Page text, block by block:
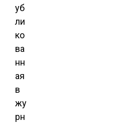
уб
ли
ко
ва
нн
ая
в
жу
рн